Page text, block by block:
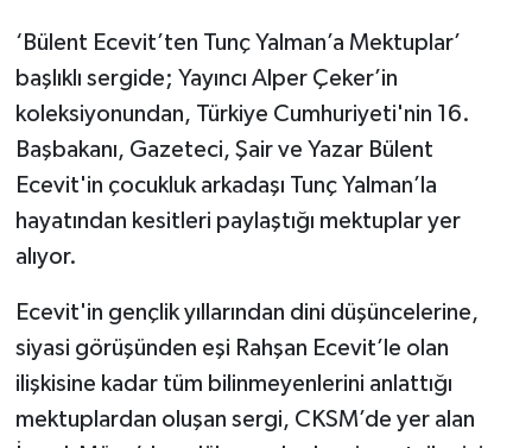
‘Bülent Ecevit’ten Tunç Yalman’a Mektuplar’
başlıklı sergide; Yayıncı Alper Çeker’in
koleksiyonundan, Türkiye Cumhuriyeti'nin 16.
Başbakanı, Gazeteci, Şair ve Yazar Bülent
Ecevit'in çocukluk arkadaşı Tunç Yalman’la
hayatından kesitleri paylaştığı mektuplar yer
alıyor.
Ecevit'in gençlik yıllarından dini düşüncelerine,
siyasi görüşünden eşi Rahşan Ecevit’le olan
ilişkisine kadar tüm bilinmeyenlerini anlattığı
mektuplardan oluşan sergi, CKSM’de yer alan